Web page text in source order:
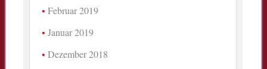
Februar 2019
Januar 2019
Dezember 2018